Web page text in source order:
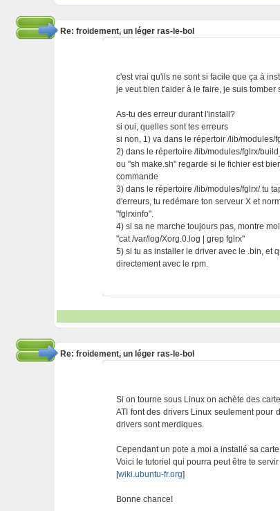
Re: froidement, un léger ras-le-bol
c'est vrai qu'ils ne sont si facile que ça à
je veut bien t'aider à le faire, je suis
As-tu des erreur durant l'install?
si oui, quelles sont tes erreurs
si non, 1) va dans le répertoir /lib/modules/
2) dans le répertoire /lib/modules/fglrx/
ou "sh make.sh" regarde si le fichier est
commande
3) dans le répertoire /lib/modules/fglrx/ tu
d'erreurs, tu redémare ton serveur X et
"fglrxinfo".
4) si sa ne marche toujours pas, montre
"cat /var/log/Xorg.0.log | grep fglrx"
5) si tu as installer le driver avec le .bin, et
directement avec le rpm.
Re: froidement, un léger ras-le-bol
Si on tourne sous Linux on achète des
ATI font des drivers Linux seulement pour
drivers sont merdiques.
Cependant un pote a moi a installé sa
Voici le tutoriel qui pourra peut être te
[wiki.ubuntu-fr.org]
Bonne chance!